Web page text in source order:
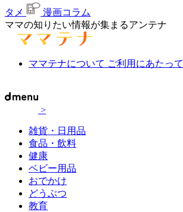
タメ
漫画コラム
ママの知りたい情報が集まるアンテナ
ママテナについて ご利用にあたって
>
雑貨・日用品
食品・飲料
健康
ベビー用品
おでかけ
どうぶつ
教育